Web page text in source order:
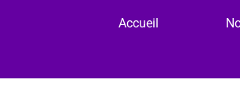
Accueil